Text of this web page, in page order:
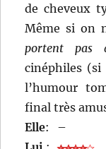
de cheveux
Même si on
portent pas
cinéphiles (si
l’humour
final très
Elle:
–